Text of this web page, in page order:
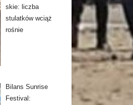
skie: liczba
stulatków wciąż
rośnie
Bilans Sunrise
Festival: